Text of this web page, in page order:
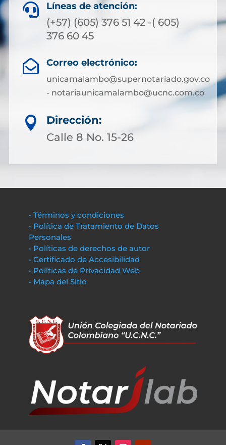
 Líneas de atención:
(+57) (605) 376 51 42 -( 605)
376 60 45
 Correo electrónico:
unicamalambo@supernotariado.gov.co
- notariaunicamalambo@ucnc.com.co

Dirección:
Calle 8 No. 15-26
• Términos y condiciones
• Política de Tratamiento de Datos
Personales
• Políticas de derechos de autor
• Certificado de Accesibilidad
• Políticas de Privacidad Web
• Mapa del Sitio